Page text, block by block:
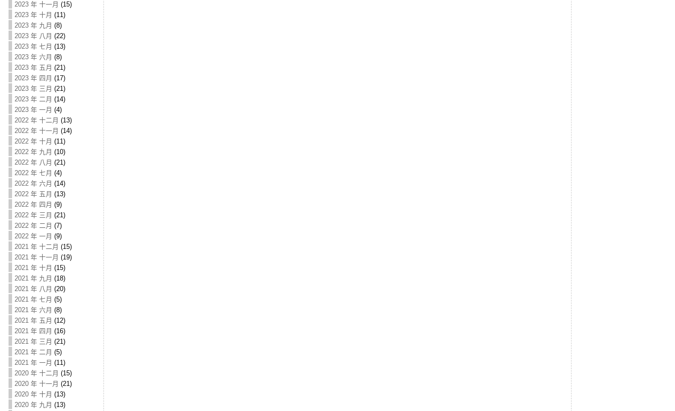
2023 年 十一月 (15)
2023 年 十月 (11)
2023 年 九月 (8)
2023 年 八月 (22)
2023 年 七月 (13)
2023 年 六月 (8)
2023 年 五月 (21)
2023 年 四月 (17)
2023 年 三月 (21)
2023 年 二月 (14)
2023 年 一月 (4)
2022 年 十二月 (13)
2022 年 十一月 (14)
2022 年 十月 (11)
2022 年 九月 (10)
2022 年 八月 (21)
2022 年 七月 (4)
2022 年 六月 (14)
2022 年 五月 (13)
2022 年 四月 (9)
2022 年 三月 (21)
2022 年 二月 (7)
2022 年 一月 (9)
2021 年 十二月 (15)
2021 年 十一月 (19)
2021 年 十月 (15)
2021 年 九月 (18)
2021 年 八月 (20)
2021 年 七月 (5)
2021 年 六月 (8)
2021 年 五月 (12)
2021 年 四月 (16)
2021 年 三月 (21)
2021 年 二月 (5)
2021 年 一月 (11)
2020 年 十二月 (15)
2020 年 十一月 (21)
2020 年 十月 (13)
2020 年 九月 (13)